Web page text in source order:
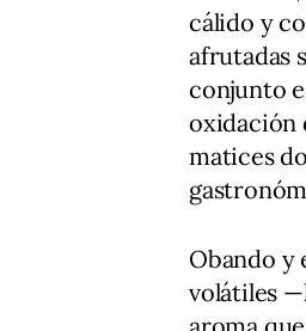
cálido y
afrutadas
conjunto
oxidación
matices
Obando y
volátiles